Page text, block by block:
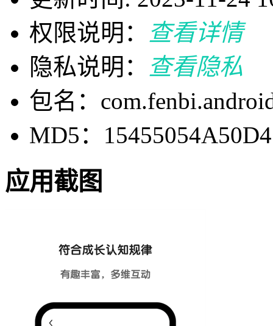
权限说明：
查看详情
隐私说明：
查看隐私
包名：
MD5：
应用截图